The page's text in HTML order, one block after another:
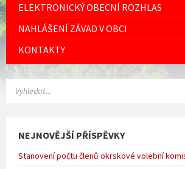
ELEKTRONICKÝ OBECNÍ ROZHLAS
NAHLÁŠENÍ ZÁVAD V OBCI
KONTAKTY
NEJNOVĚJŠÍ PŘÍSPĚVKY
Stanovení počtu členů okrskové volební